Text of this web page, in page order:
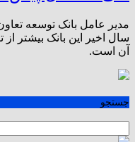
مدیر عامل بانک توسعه
سال اخیر این بانک بیشتر
آن است.
جستجو